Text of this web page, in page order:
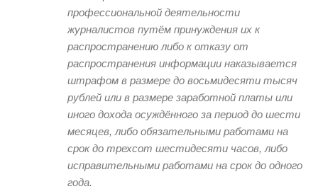
профессиональной деятельности
журналистов путём принуждения их к
распространению либо к отказу от
распространения информации наказывается
штрафом в размере до восьмидесяти тысяч
рублей или в размере заработной платы или
иного дохода осуждённого за период до шести
месяцев, либо обязательными работами на
срок до трехсот шестидесяти часов, либо
исправительными работами на срок до одного
года.